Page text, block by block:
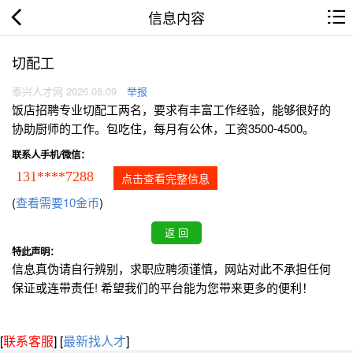
信息内容
切配工
泰兴人才网 2026.08.09 举报
饭店招聘专业切配工两名，要求有丰富工作经验，能够很好的
协助厨师的工作。包吃住，每月有公休，工资3500-4500。
联系人手机/微信：
131****7288 点击查看完整信息
(查看需要10金币)
特此声明：
信息真伪请自行辨别，求职应聘须谨慎，网站对此不承担任何
保证或连带责任! 希望我们的平台能为您带来更多的便利！
[联系客服] [最新找人才]